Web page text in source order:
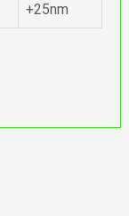
+25nm